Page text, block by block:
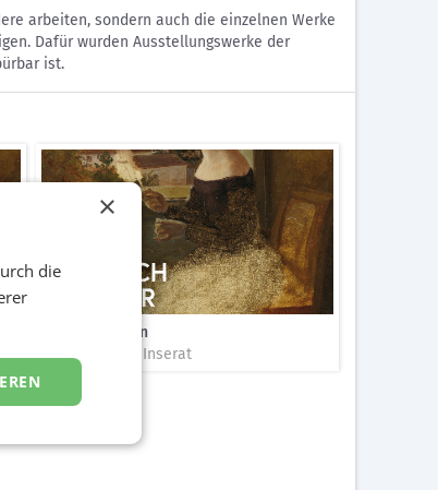
arbeiten, sondern auch die einzelnen Werke
Dafür wurden Ausstellungswerke der
ist.
Print-Anzeigen
Druckwerke / Inserat
×
die